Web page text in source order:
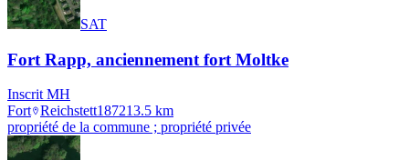
SAT
Fort Rapp, anciennement fort Moltke
Inscrit MH
Fort Reichstett187213.5 km
propriété de la commune ; propriété privée